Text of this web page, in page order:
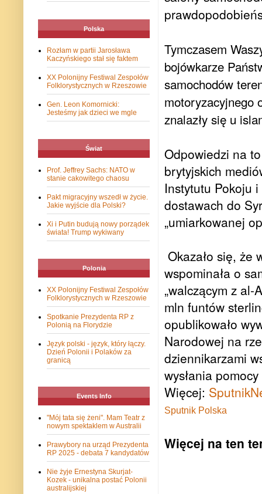
Tymczasem
bojówkarze
samochodów
motoryzacyjnego
znalazły się u
Odpowiedzi na
brytyjskich
Instytutu Pokoju
dostawach do
„umiarkowanej
Okazało się, że
wspominała o
„walczącym z al-
mln funtów
opublikowało
Narodowej na
dziennikarzami
wysłania
Więcej:
Sputnik Polska
Więcej na ten
Polska
Rozłam w partii Jarosława
Kaczyńskiego stał się faktem
XX Polonijny Festiwal Zespołów
Folklorystycznych w Rzeszowie
Gen. Leon Komornicki:
Jesteśmy jak dzieci we mgle
Świat
Prof. Jeffrey Sachs: NATO w
stanie cakowitego chaosu
Pakt migracyjny wszedł w życie.
Jakie wyjście dla Polski?
Xi i Putin budują nowy porządek
świata! Trump wykiwany
Polonia
XX Polonijny Festiwal Zespołów
Folklorystycznych w Rzeszowie
Spotkanie Prezydenta RP z
Polonią na Florydzie
Język polski - język, który łączy.
Dzień Polonii i Polaków za
granicą
Events Info
"Mój tata się żeni". Mam Teatr z
nowym spektaklem w Australii
Prawybory na urząd Prezydenta
RP 2025 - debata 7 kandydatów
Nie żyje Ernestyna Skurjat-
Kozek - unikalna postać Polonii
australijskiej